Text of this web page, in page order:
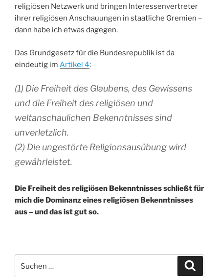
religiösen Netzwerk und bringen Interessenvertreter
ihrer religiösen Anschauungen in staatliche Gremien –
dann habe ich etwas dagegen.
Das Grundgesetz für die Bundesrepublik ist da
eindeutig im Artikel 4:
(1) Die Freiheit des Glaubens, des Gewissens
und die Freiheit des religiösen und
weltanschaulichen Bekenntnisses sind
unverletzlich.
(2) Die ungestörte Religionsausübung wird
gewährleistet.
Die Freiheit des religiösen Bekenntnisses schließt für
mich die Dominanz eines religiösen Bekenntnisses
aus – und das ist gut so.
nach: